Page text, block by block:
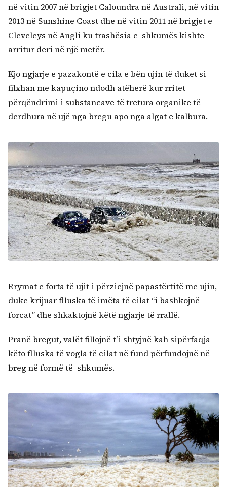
në vitin 2007 në brigjet Caloundra në Australi, në vitin
2013 në Sunshine Coast dhe në vitin 2011 në brigjet e
Cleveleys në Angli ku trashësia e shkumës kishte
arritur deri në një metër.
Kjo ngjarje e pazakontë e cila e bën ujin të duket si
filxhan me kapuçino ndodh atëherë kur rritet
përqëndrimi i substancave të tretura organike të
derdhura në ujë nga bregu apo nga algat e kalbura.
Rrymat e forta të ujit i përziejnë papastërtitë me ujin,
duke krijuar flluska të imëta të cilat “i bashkojnë
forcat” dhe shkaktojnë këtë ngjarje të rrallë.
Pranë bregut, valët fillojnë t’i shtyjnë kah sipërfaqja
këto flluska të vogla të cilat në fund përfundojnë në
breg në formë të shkumës.